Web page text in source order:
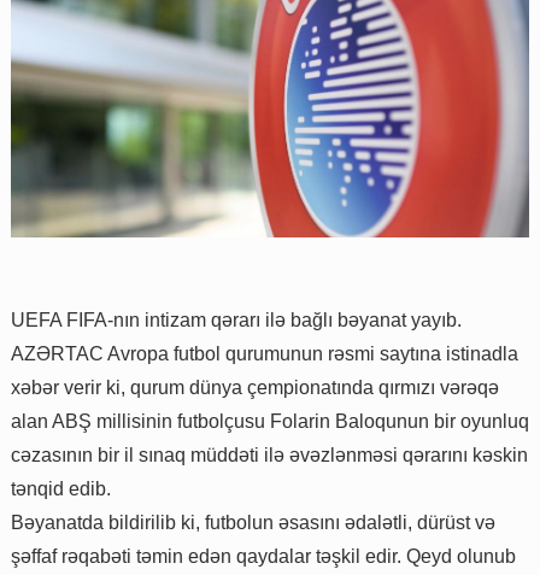
UEFA FIFA-nın intizam qərarı ilə bağlı bəyanat yayıb.
AZƏRTAC Avropa futbol qurumunun rəsmi saytına istinadla
xəbər verir ki, qurum dünya çempionatında qırmızı vərəqə
alan ABŞ millisinin futbolçusu Folarin Baloqunun bir oyunluq
cəzasının bir il sınaq müddəti ilə əvəzlənməsi qərarını kəskin
tənqid edib.
Bəyanatda bildirilib ki, futbolun əsasını ədalətli, dürüst və
şəffaf rəqabəti təmin edən qaydalar təşkil edir. Qeyd olunub